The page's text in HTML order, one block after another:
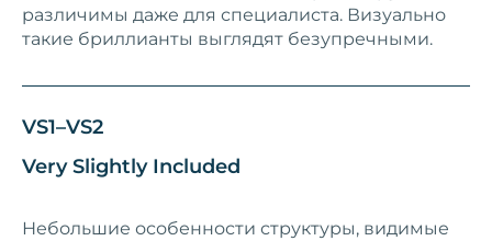
различимы даже для специалиста. Визуально
такие бриллианты выглядят безупречными.
VS1–VS2
Very Slightly Included
Небольшие особенности структуры, видимые